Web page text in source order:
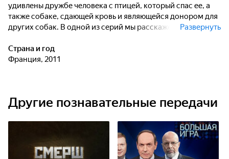
удивлены дружбе человека с птицей, который спас ее, а
также собаке, сдающей кровь и являющейся донором для
других собак. В одной из серий мы расскажем вам о
которая пребывала в инвалидной коляске шесть лет. Но не
будем раскрывать всех секретов заранее - смотрите и
Развернуть
Страна и год
Франция, 2011
Другие познавательные передачи